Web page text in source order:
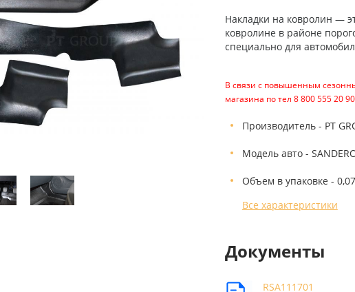
Накладки на ковролин —
ковролине в районе
специально для
В связи с повышенным
магазина по тел 8 800 555 20 90
Производитель - PT
Модель авто -
Объем в упаковке -
Все характеристики
Документы
RSA111701